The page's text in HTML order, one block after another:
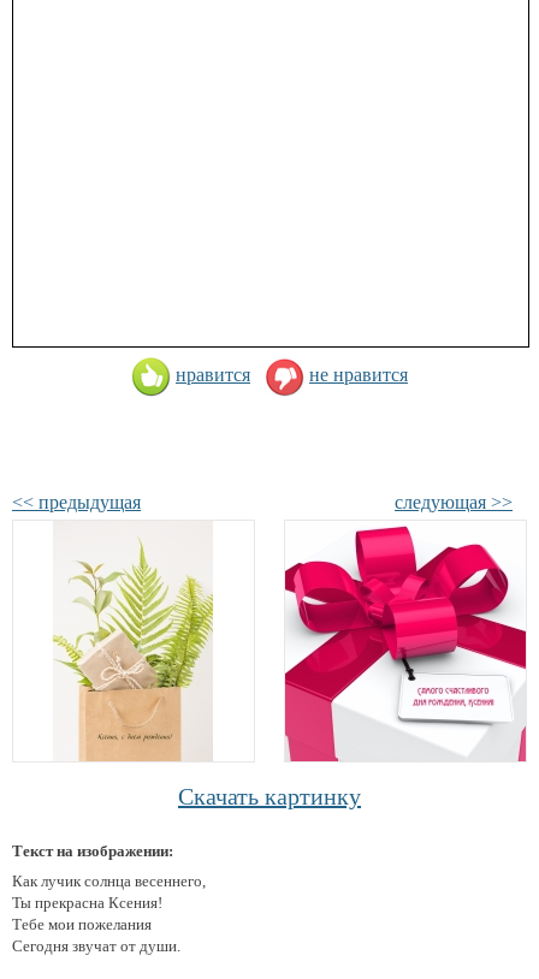
нравится не нравится
<< предыдущая следующая >>
Скачать картинку
Текст на изображении:
Как лучик солнца весеннего,
Ты прекрасна Ксения!
Тебе мои пожелания
Сегодня звучат от души.